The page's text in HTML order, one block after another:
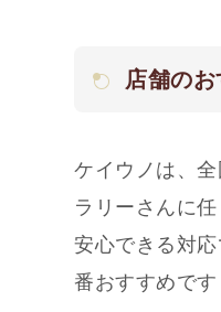
店舗の
ケイウノは、
ラリーさんに
安心できる対
番おすすめです